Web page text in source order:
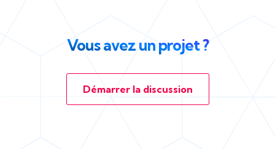
Vous avez un projet ?
Démarrer la discussion